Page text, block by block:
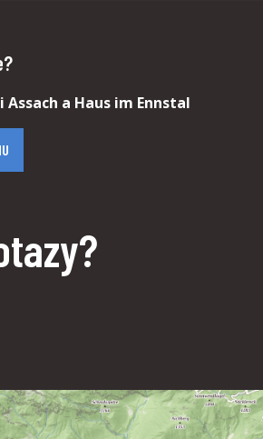
a Haus im Ennstal